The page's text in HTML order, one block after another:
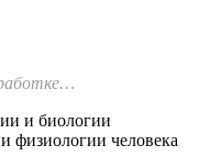
и биологии
физиологии человека